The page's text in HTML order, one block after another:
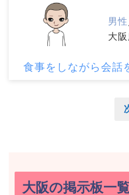
男性
大
食事をしながら会話
大阪の掲示板一